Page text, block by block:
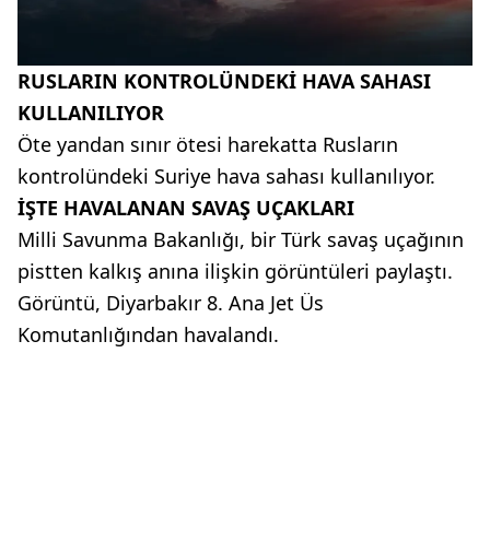
RUSLARIN KONTROLÜNDEKİ HAVA SAHASI
KULLANILIYOR
Öte yandan sınır ötesi harekatta Rusların
kontrolündeki Suriye hava sahası kullanılıyor.
İŞTE HAVALANAN SAVAŞ UÇAKLARI
Milli Savunma Bakanlığı, bir Türk savaş uçağının
pistten kalkış anına ilişkin görüntüleri paylaştı.
Görüntü, Diyarbakır 8. Ana Jet Üs
Komutanlığından havalandı.